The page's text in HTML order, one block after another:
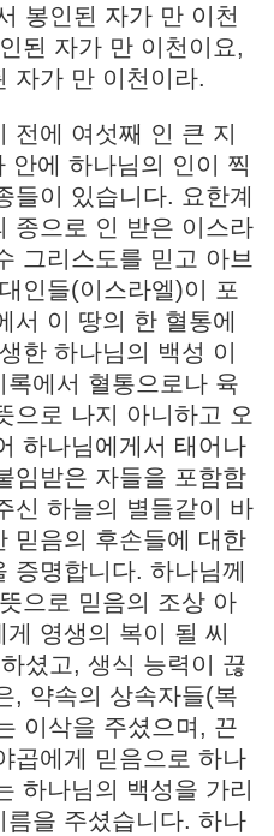
봉인된 자가 만 이천
된 자가 만 이천이요,
자가 만 이천이라.
전에 여섯째 인 큰 지
안에 하나님의 인이 찍
들이 있습니다. 요한계
종으로 인 받은 이스라
그리스도를 믿고 아브
인들(이스라엘)이 포
서 이 땅의 한 혈통에
한 하나님의 백성 이
에서 혈통으로나 육
으로 나지 아니하고 오
하나님에게서 태어나
임받은 자들을 포함함
신 하늘의 별들같이 바
믿음의 후손들에 대한
증명합니다. 하나님께
으로 믿음의 조상 아
영생의 복이 될 씨
셨고, 생식 능력이 끊
, 약속의 상속자들(복
이삭을 주셨으며, 끈
곱에게 믿음으로 하나
하나님의 백성을 가리
을 주셨습니다. 하나